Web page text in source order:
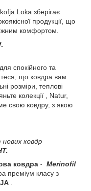
Loka зберігає
продукції, що
комфортом.
спокійного та
що ковдра вам
розміри, теплові
колекції , Natur,
свою ковдру, з якою
ковдр
ковдра - Merinofil
преміум класу з